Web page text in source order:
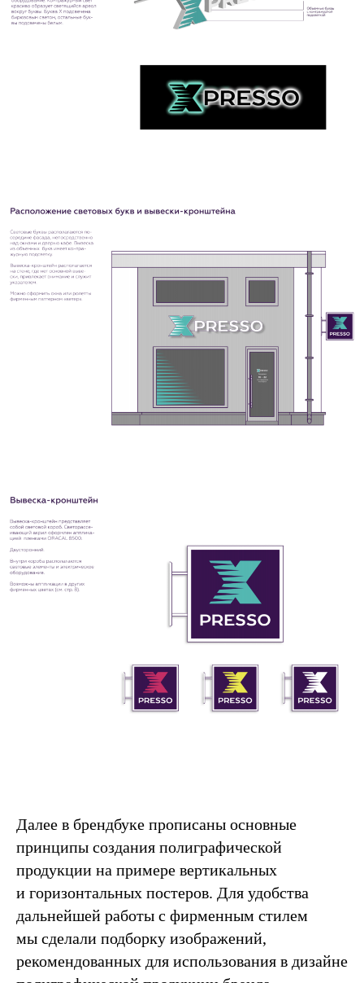
Далее в брендбуке прописаны основные
принципы создания полиграфической
продукции на примере вертикальных
и горизонтальных постеров. Для удобства
дальнейшей работы с фирменным стилем
мы сделали подборку изображений,
рекомендованных для использования в дизайне